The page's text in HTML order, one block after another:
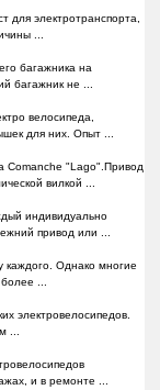
для электротранспорта,
...
багажника на
багажник не ...
велосипеда,
для них. Опыт ...
Comanche "Lago".Привод
вилкой ...
индивидуально
привод или ...
каждого. Однако многие
...
электровелосипедов.
...
и в ремонте ...